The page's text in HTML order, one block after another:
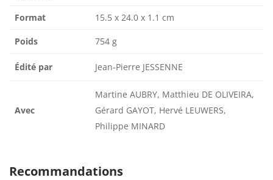
Format 15.5 x 24.0 x 1.1 cm
Poids 754 g
Édité par Jean-Pierre JESSENNE
Avec
Martine AUBRY, Matthieu DE OLIVEIRA,
Gérard GAYOT, Hervé LEUWERS,
Philippe MINARD
Recommandations